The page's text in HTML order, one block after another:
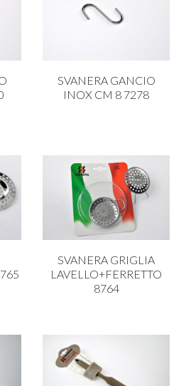
SVANERA GANCIO
INOX CM 8 7278
SVANERA GRIGLIA
LAVELLO+FERRETTO
8764